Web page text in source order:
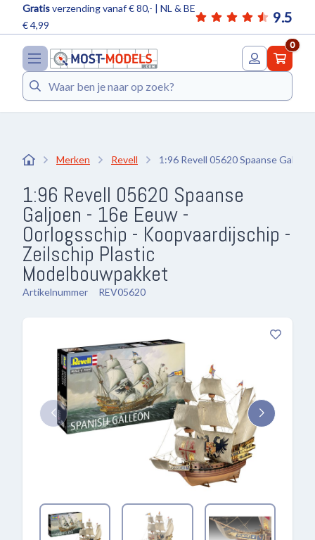
9.5
Gratisverzending vanaf € 80,- | NL & BE
€ 4,99
0
Zoeken
Merken Revell 1:96 Revell 05620 Spaanse
1:96 Revell 05620 Spaanse
Galjoen - 16e Eeuw -
Oorlogsschip - Koopvaardijschip -
Zeilschip Plastic
Modelbouwpakket
Artikelnummer REV05620